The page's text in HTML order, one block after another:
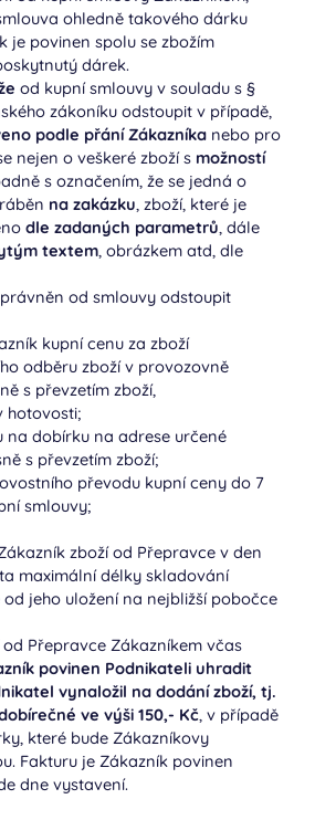
ohledně takového dárku
je povinen spolu se zbožím
dárek.
od kupní smlouvy v souladu s §
zákoníku odstoupit v případě,
podle přání Zákazníka nebo pro
nejen o veškeré zboží s možností
s označením, že se jedná o
na zakázku, zboží, které je
dle zadaných parametrů, dále
textem, obrázkem atd, dle
od smlouvy odstoupit
kupní cenu za zboží
odběru zboží v provozovně
s převzetím zboží,
hotovosti;
na dobírku na adrese určené
s převzetím zboží;
převodu kupní ceny do 7
smlouvy;
zboží od Přepravce v den
maximální délky skladování
jeho uložení na nejbližší pobočce
od Přepravce Zákazníkem včas
povinen Podnikateli uhradit
vynaložil na dodání zboží, tj.
ve výši 150,- Kč, v případě
které bude Zákazníkovy
Fakturu je Zákazník povinen
dne vystavení.